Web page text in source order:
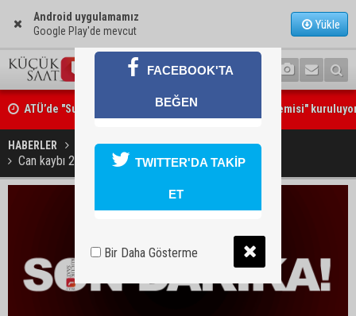
Android uygulamamız
Google Play'de mevcut
Yükle
ATÜ’de "Sunar Gastronomi ve Mutfak Sanatları Akademisi"
Göçükte hayatını kaybeden Bekir Çelik, Kozan'da toprağa verildi
HABERLER GÜNDEM
Can kaybı 214'e, vaka sayısı 13 bin 531'e yükseldi
FACEBOOK'TA
BEĞEN
TWITTER'DA TAKİP
ET
Bir Daha Gösterme